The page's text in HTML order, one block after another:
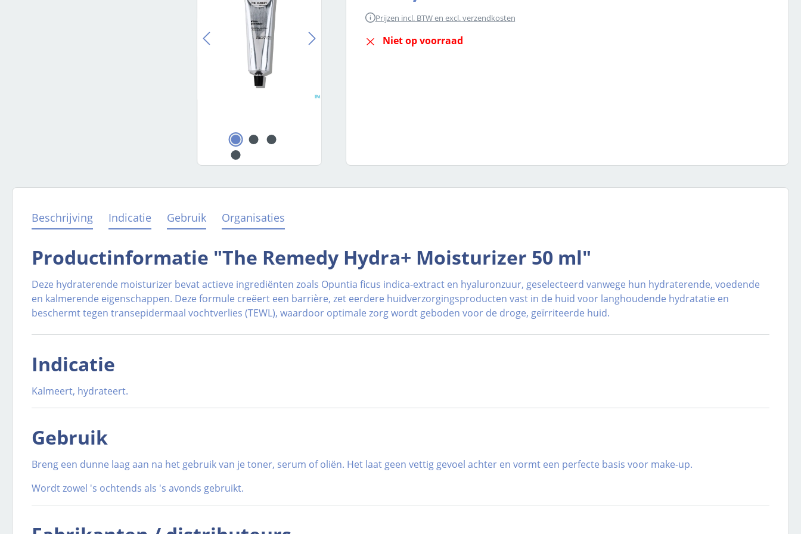
Prijzen incl. BTW en excl. verzendkosten
Niet op voorraad
Beschrijving Indicatie Gebruik Organisaties
Productinformatie "The Remedy Hydra+ Moisturizer 50 ml"
Deze hydraterende moisturizer bevat actieve ingrediënten zoals Opuntia ficus indica-extract en hyaluronzuur, geselecteerd vanwege hun hydraterende, voedende
en kalmerende eigenschappen. Deze formule creëert een barrière, zet eerdere huidverzorgingsproducten vast in de huid voor langhoudende hydratatie en
beschermt tegen transepidermaal vochtverlies (TEWL), waardoor optimale zorg wordt geboden voor de droge, geïrriteerde huid.
Indicatie
Kalmeert, hydrateert.
Gebruik
Breng een dunne laag aan na het gebruik van je toner, serum of oliën. Het laat geen vettig gevoel achter en vormt een perfecte basis voor make-up.
Wordt zowel 's ochtends als 's avonds gebruikt.